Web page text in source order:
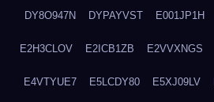
DY8O947N DYPAYVST E001JP1H
E2H3CLOV E2ICB1ZB E2VVXNGS
E4VTYUE7 E5LCDY80 E5XJ09LV